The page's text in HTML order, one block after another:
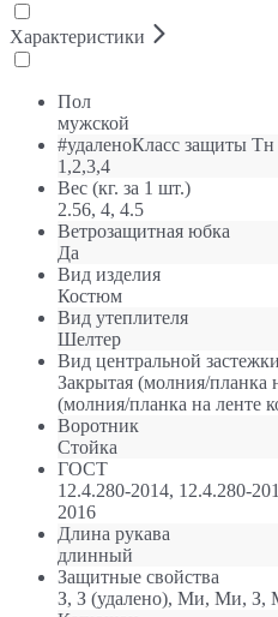
Характеристики
Пол
мужской
#удаленоКласс защиты Тн
1,2,3,4
Вес (кг. за 1 шт.)
2.56, 4, 4.5
Ветрозащитная юбка
Да
Вид изделия
Костюм
Вид утеплителя
Шелтер
Вид центральной
Закрытая (молния/планка
(молния/планка на ленте
Воротник
Стойка
ГОСТ
12.4.280-2014, 12.4.280-
2016
Длина рукава
длинный
Защитные свойства
З, З (удалено), Ми, Ми,